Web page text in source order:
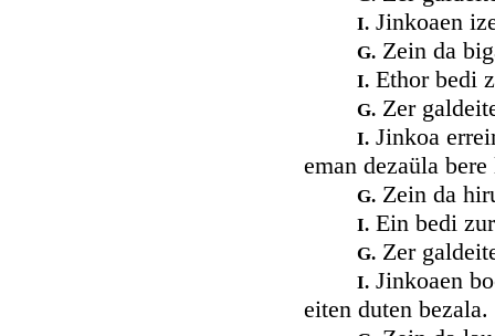
I. Jinkoaen
G. Zein da
I. Ethor bedi
G. Zer
I. Jinkoa
eman dezaüla
G. Zein da
I. Ein bedi
G. Zer
I. Jinkoaen
eiten duten bezala.